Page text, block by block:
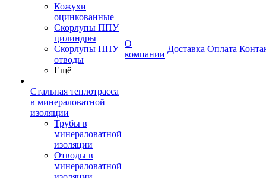
Кожухи
оцинкованные
Скорлупы ППУ
цилиндры
Скорлупы ППУ
отводы
Ещё
Стальная теплотрасса
в минераловатной
изоляции
Трубы в
минераловатной
изоляции
Отводы в
минераловатной
О
компании
Доставка Оплата